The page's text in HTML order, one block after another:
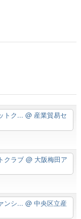
トク... @ 産業貿易セ
クラブ @ 大阪梅田ア
ンシ... @ 中央区立産